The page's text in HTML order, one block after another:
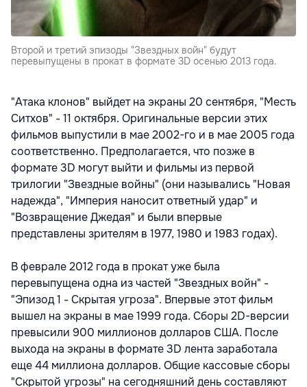
Второй и третий эпизоды "Звездных войн" будут
перевыпущены в прокат в формате 3D осенью 2013 года.
"Атака клонов" выйдет на экраны 20 сентября, "Месть
Ситхов" - 11 октября. Оригинальные версии этих
фильмов выпустили в мае 2002-го и в мае 2005 года
соответственно. Предполагается, что позже в
формате 3D могут выйти и фильмы из первой
трилогии "Звездные войны" (они назывались "Новая
надежда", "Империя наносит ответный удар" и
"Возвращение Джедая" и были впервые
представлены зрителям в 1977, 1980 и 1983 годах).
В феврале 2012 года в прокат уже была
перевыпущена одна из частей "Звездных войн" -
"Эпизод 1 - Скрытая угроза". Впервые этот фильм
вышел на экраны в мае 1999 года. Сборы 2D-версии
превысили 900 миллионов долларов США. После
выхода на экраны в формате 3D лента заработала
еще 44 миллиона долларов. Общие кассовые сборы
"Скрытой угрозы" на сегодняшний день составляют